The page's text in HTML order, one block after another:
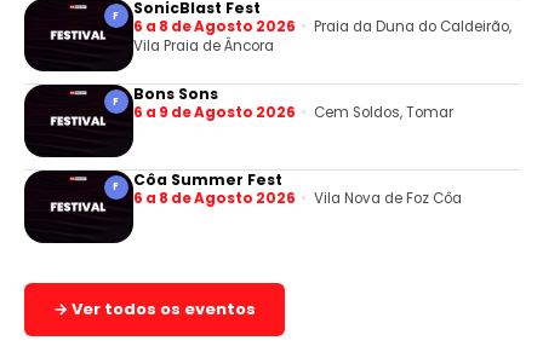
F SonicBlast Fest
6 a 8 de Agosto 2026
Praia da Duna do Caldeirão,
Vila Praia de Âncora
F Bons Sons
6 a 9 de Agosto 2026 Cem Soldos, Tomar
F Côa Summer Fest
6 a 8 de Agosto 2026 Vila Nova de Foz Côa
→ Ver todos os eventos